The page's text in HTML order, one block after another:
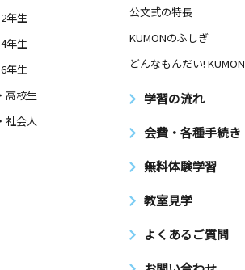
塚田南小前教室
金 土
船橋市北本町２丁目４４－１５ ＮＡビル
海神小前教室
年生
年生
年生
高校生
社会人
公文式の特長
KUMONのふしぎ
どんなもんだい! KUMON
学習の流れ
会費・各種手続き
無料体験学習
教室見学
よくあるご質問